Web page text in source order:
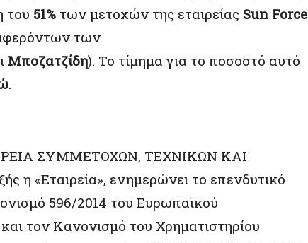
του 51% των μετοχών της εταιρείας Sun Force
των
Μποζατζίδη). Το τίμημα για το ποσοστό αυτό
.
ΣΥΜΜΕΤΟΧΩΝ, ΤΕΧΝΙΚΩΝ ΚΑΙ
η «Εταιρεία», ενημερώνει το επενδυτικό
596/2014 του Ευρωπαϊκού
τον Κανονισμό του Χρηματιστηρίου